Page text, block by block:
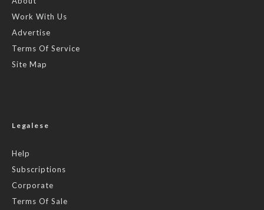
Work With Us
Advertise
Terms Of Service
Site Map
Legalese
Help
Subscriptions
Corporate
Terms Of Sale